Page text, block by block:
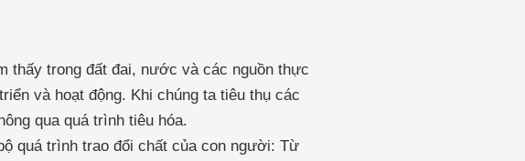
thấy trong đất đai, nước và các nguồn thực
và hoạt động. Khi chúng ta tiêu thụ các
qua quá trình tiêu hóa.
quá trình trao đổi chất của con người: Từ